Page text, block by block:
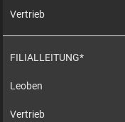
Vertrieb
FILIALLEITUNG*
Leoben
Vertrieb